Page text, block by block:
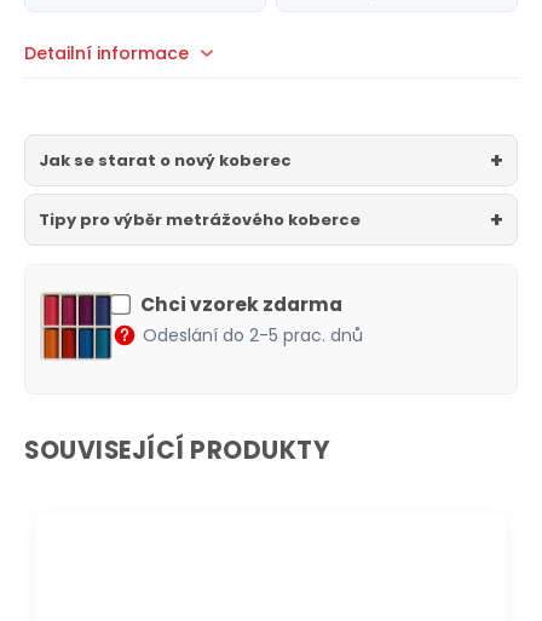
Detailní informace
Jak se starat o nový koberec
Tipy pro výběr metrážového koberce
Chci vzorek zdarma
Odeslání do 2-5 prac. dnů
SOUVISEJÍCÍ PRODUKTY